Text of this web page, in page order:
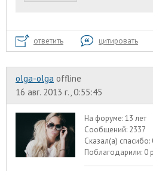
ответить цитировать
olga-olga offline
16 авг. 2013 г., 0:55:45
На форуме:13 лет
Сообщений: 2337
Сказал(а) спасибо:
Поблагодарили: 0